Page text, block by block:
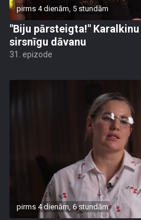
pirms 4 dienām, 5 stundām
"Biju pārsteigta!"
sirsnīgu dāvanu
31. epizode
pirms 4 dienām, 6 stundām